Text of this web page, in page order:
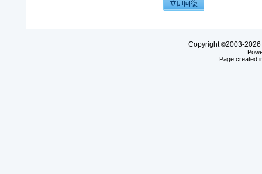
Copyright©2003-2026
Page created